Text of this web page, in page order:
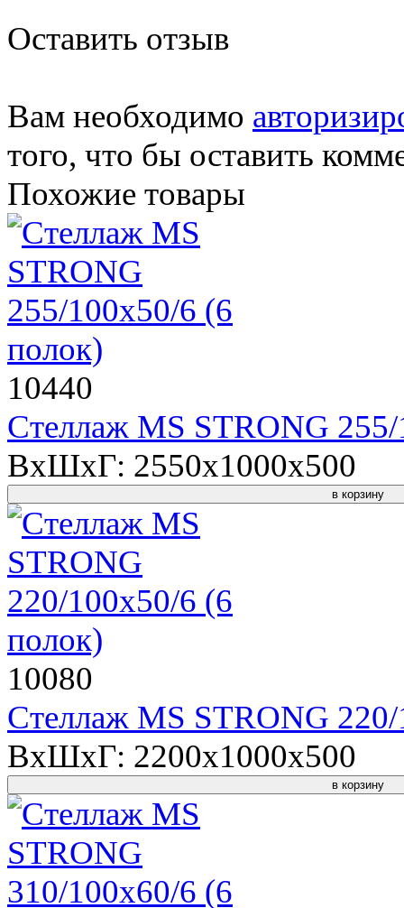
Оставить отзыв
Вам необходимо
того, что бы оставить
Похожие товары
10440
Стеллаж MS STRONG
ВхШхГ: 2550x1000x500
в корзину
10080
Стеллаж MS STRONG
ВхШхГ: 2200x1000x500
в корзину